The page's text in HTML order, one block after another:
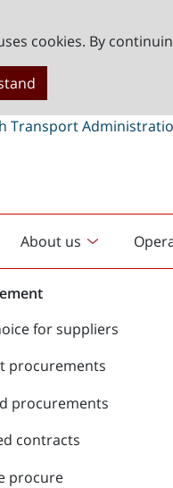
cookies. By
About us
for suppliers
procurements
procurements
contracts
procure